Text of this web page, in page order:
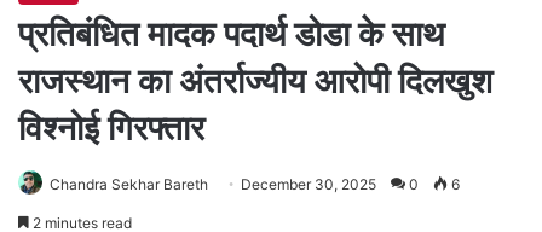
प्रतिबंधित मादक पदार्थ डोडा के साथ
राजस्थान का अंतर्राज्यीय आरोपी दिलखुश
विश्नोई गिरफ्तार
Chandra Sekhar Bareth December 30, 2025 0 6
2 minutes read